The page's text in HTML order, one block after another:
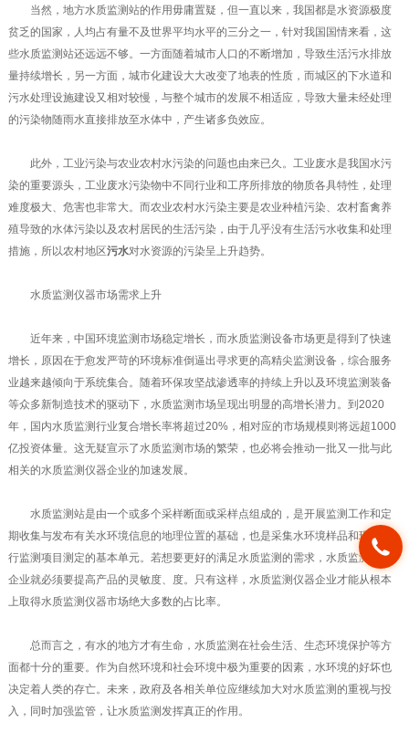
当然，地方水质监测站的作用毋庸置疑，但一直以来，我国都是水资源极度
贫乏的国家，人均占有量不及世界平均水平的三分之一，针对我国国情来看，这
些水质监测站还远远不够。一方面随着城市人口的不断增加，导致生活污水排放
量持续增长，另一方面，城市化建设大大改变了地表的性质，而城区的下水道和
污水处理设施建设又相对较慢，与整个城市的发展不相适应，导致大量未经处理
的污染物随雨水直接排放至水体中，产生诸多负效应。
此外，工业污染与农业农村水污染的问题也由来已久。工业废水是我国水污
染的重要源头，工业废水污染物中不同行业和工序所排放的物质各具特性，处理
难度极大、危害也非常大。而农业农村水污染主要是农业种植污染、农村畜禽养
殖导致的水体污染以及农村居民的生活污染，由于几乎没有生活污水收集和处理
措施，所以农村地区污水对水资源的污染呈上升趋势。
水质监测仪器市场需求上升
近年来，中国环境监测市场稳定增长，而水质监测设备市场更是得到了快速
增长，原因在于愈发严苛的环境标准倒逼出寻求更的高精尖监测设备，综合服务
业越来越倾向于系统集合。随着环保攻坚战渗透率的持续上升以及环境监测装备
等众多新制造技术的驱动下，水质监测市场呈现出明显的高增长潜力。到2020
年，国内水质监测行业复合增长率将超过20%，相对应的市场规模则将远超1000
亿投资体量。这无疑宣示了水质监测市场的繁荣，也必将会推动一批又一批与此
相关的水质监测仪器企业的加速发展。
水质监测站是由一个或多个采样断面或采样点组成的，是开展监测工作和定
期收集与发布有关水环境信息的地理位置的基础，也是采集水环境样品和现场进
行监测项目测定的基本单元。若想要更好的满足水质监测的需求，水质监测仪器
企业就必须要提高产品的灵敏度、度。只有这样，水质监测仪器企业才能从根本
上取得水质监测仪器市场绝大多数的占比率。
总而言之，有水的地方才有生命，水质监测在社会生活、生态环境保护等方
面都十分的重要。作为自然环境和社会环境中极为重要的因素，水环境的好坏也
决定着人类的存亡。未来，政府及各相关单位应继续加大对水质监测的重视与投
入，同时加强监管，让水质监测发挥真正的作用。